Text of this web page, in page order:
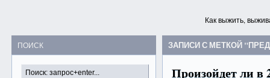
Как выжить,
ПОИСК ЗАПИСИ С МЕТКОЙ
Произойдет ли в